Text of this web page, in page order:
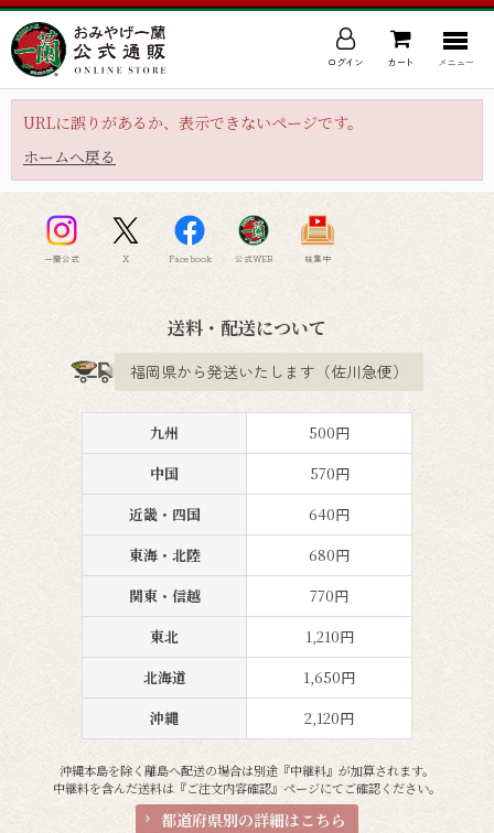
ログイン カート メニュー
URLに誤りがあるか、表示できないページです。
ホームへ戻る
一蘭公式 X Facebook 公式WEB 味集中
送料・配送について
福岡県から発送いたします（佐川急便）
九州
中国
近畿・四国
東海・北陸
関東・信越
東北
北海道
沖縄
500円
570円
640円
680円
770円
1,210円
1,650円
2,120円
沖縄本島を除く離島へ配送の場合は別途『中継料』が加算されます。
中継料を含んだ送料は『ご注文内容確認』ページにてご確認ください。
都道府県別の詳細はこちら